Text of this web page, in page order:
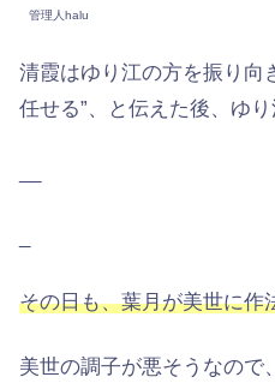
管理人halu
清霞はゆり江の方を振り向
任せる”、と伝えた後、ゆ
その日も、葉月が美世に作
美世の調子が悪そうなので